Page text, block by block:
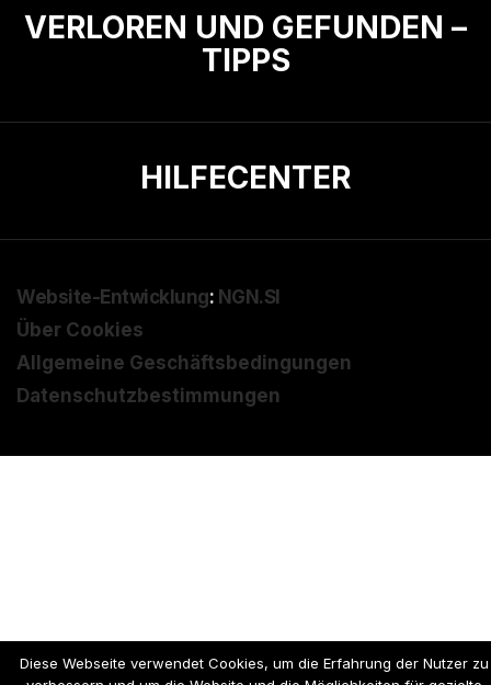
VERLOREN UND GEFUNDEN –
TIPPS
HILFECENTER
Website-Entwicklung: NGN.SI
Über Cookies
Allgemeine Geschäftsbedingungen
Datenschutzbestimmungen
Diese Webseite verwendet Cookies, um die Erfahrung der Nutzer zu